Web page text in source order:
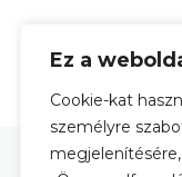
Ez a
Cookie-kat
személyre